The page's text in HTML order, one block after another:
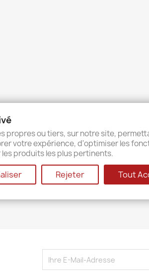
propres ou tiers, sur notre site,
votre expérience, d'optimiser les
produits les plus pertinents.
Rejeter Tout